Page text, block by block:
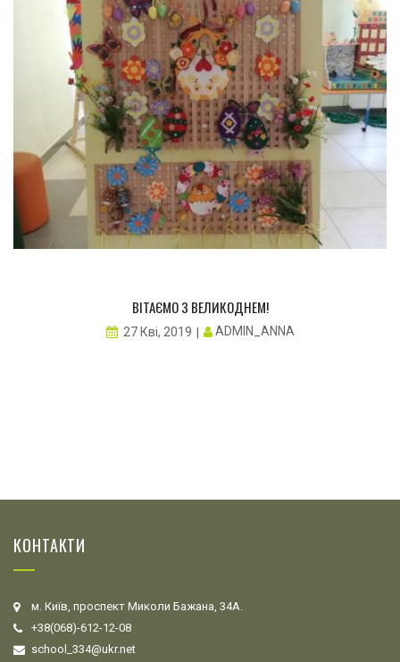
ВІТАЄМО З ВЕЛИКОДНЕМ!
27 Кві, 2019 ADMIN_ANNA
КОНТАКТИ
м. Київ, проспект Миколи Бажана, 34А.
+38(068)-612-12-08
school_334@ukr.net